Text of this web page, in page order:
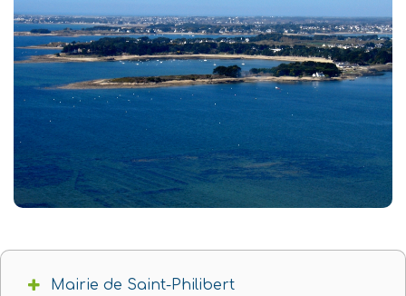
Mairie de Saint-Philibert